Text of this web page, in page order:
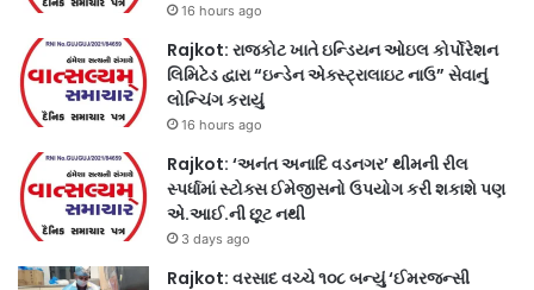
16 hours ago
Rajkot: રાજકોટ ખાતે ઇન્ડિયન ઓઇલ કોર્પોરેશન
લિમિટેડ દ્વારા “ઇન્ડેન એક્સ્ટ્રાલાઇટ નાઉ” સેવાનું
લોન્ચિંગ કરાયું
16 hours ago
Rajkot: ‘અનંત અનાદિ વડનગર’ થીમની રીલ
સ્પર્ધામાં સ્ટોક્સ ઈમેજીસનો ઉપયોગ કરી શકાશે પણ
એ.આઈ.ની છૂટ નથી
3 days ago
Rajkot: વરસાદ વચ્ચે ૧૦૮ બન્યું ‘ઈમરજન્સી